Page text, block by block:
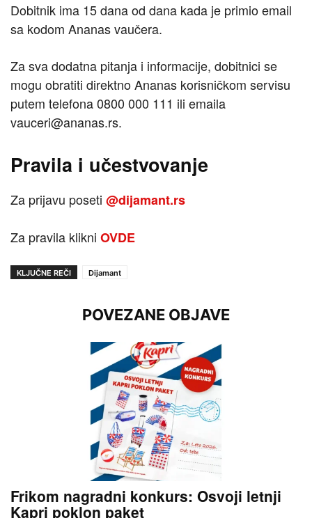
Dobitnik ima 15 dana od dana kada je primio email
sa kodom Ananas vaučera.
Za sva dodatna pitanja i informacije, dobitnici se
mogu obratiti direktno Ananas korisničkom servisu
putem telefona 0800 000 111 ili emaila
vauceri@ananas.rs.
Pravila i učestvovanje
Za prijavu poseti @dijamant.rs
Za pravila klikni OVDE
KLJUČNE REČI Dijamant
POVEZANE OBJAVE
Frikom nagradni konkurs: Osvoji letnji
Kapri poklon paket